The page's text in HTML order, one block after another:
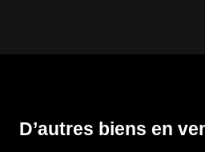
D’autres biens en